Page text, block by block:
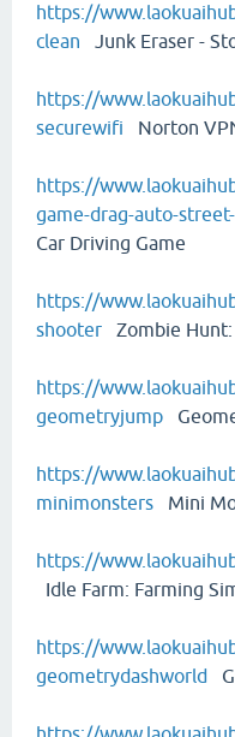
https://
clean Junk Eraser -
https://
securewifi Norton
https://
game-drag-auto-
Car Driving Game
https://
shooter Zombie Hunt:
https://
geometryjump
https://
minimonsters Mini
https://
Idle Farm: Farming
https://
geometrydashworld